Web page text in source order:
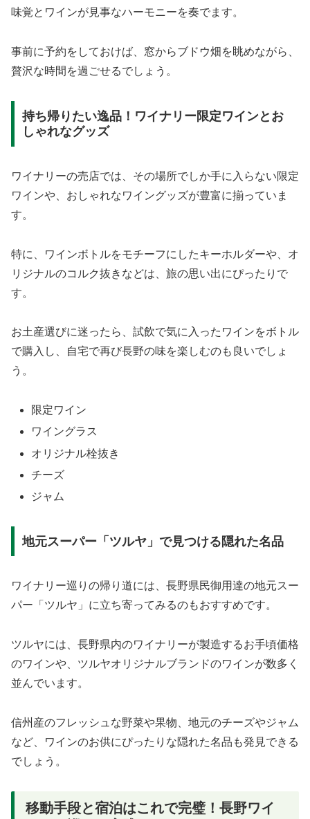
味覚とワインが見事なハーモニーを奏でます。
事前に予約をしておけば、窓からブドウ畑を眺めながら、
贅沢な時間を過ごせるでしょう。
持ち帰りたい逸品！ワイナリー限定ワインとお
しゃれなグッズ
ワイナリーの売店では、その場所でしか手に入らない限定
ワインや、おしゃれなワイングッズが豊富に揃っていま
す。
特に、ワインボトルをモチーフにしたキーホルダーや、オ
リジナルのコルク抜きなどは、旅の思い出にぴったりで
す。
お土産選びに迷ったら、試飲で気に入ったワインをボトル
で購入し、自宅で再び長野の味を楽しむのも良いでしょ
う。
限定ワイン
ワイングラス
オリジナル栓抜き
チーズ
ジャム
地元スーパー「ツルヤ」で見つける隠れた名品
ワイナリー巡りの帰り道には、長野県民御用達の地元スー
パー「ツルヤ」に立ち寄ってみるのもおすすめです。
ツルヤには、長野県内のワイナリーが製造するお手頃価格
のワインや、ツルヤオリジナルブランドのワインが数多く
並んでいます。
信州産のフレッシュな野菜や果物、地元のチーズやジャム
など、ワインのお供にぴったりな隠れた名品も発見できる
でしょう。
移動手段と宿泊はこれで完璧！長野ワイ